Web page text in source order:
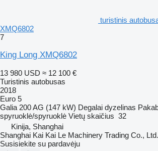
turistinis
XMQ6802
7
King Long XMQ6802
13 980 USD ≈ 12 100 €
Turistinis autobusas
2018
Euro 5
Galia 200 AG (147 kW) Degalai dyzelinas
spyruoklė/spyruoklė Vietų skaičius 32
Kinija, Shanghai
Shanghai Kai Kai Le Machinery Trading Co., Ltd.
Susisiekite su pardavėju